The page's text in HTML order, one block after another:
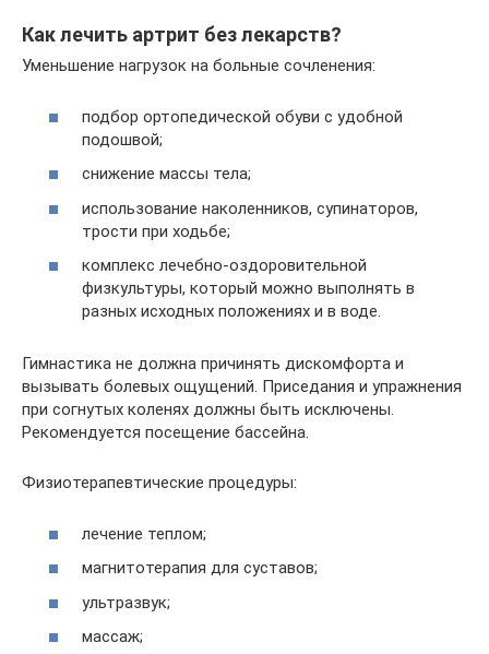
Как лечить артрит без лекарств?
Уменьшение нагрузок на больные сочленения:
подбор ортопедической обуви с удобной
подошвой;
снижение массы тела;
использование наколенников, супинаторов,
трости при ходьбе;
комплекс лечебно-оздоровительной
физкультуры, который можно выполнять в
разных исходных положениях и в воде.
Гимнастика не должна причинять дискомфорта и
вызывать болевых ощущений. Приседания и упражнения
при согнутых коленях должны быть исключены.
Рекомендуется посещение бассейна.
Физиотерапевтические процедуры:
лечение теплом;
магнитотерапия для суставов;
ультразвук;
массаж;